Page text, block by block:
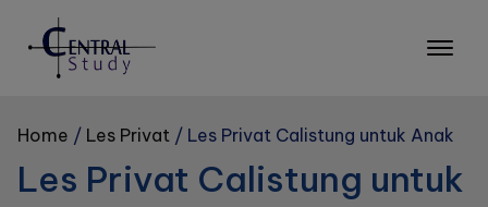
Home Les Privat Les Privat Calistung untuk Anak
Les Privat Calistung untuk